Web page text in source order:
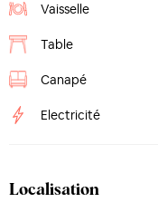
Vaisselle
Table
Canapé
Electricité
Localisation